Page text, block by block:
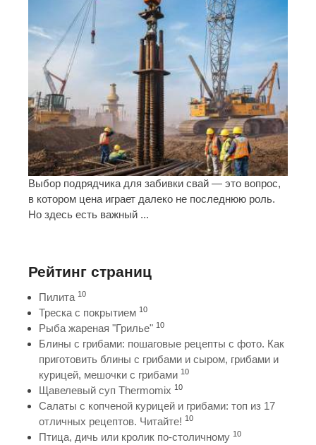
Выбор подрядчика для забивки свай — это вопрос,
в котором цена играет далеко не последнюю роль.
Но здесь есть важный ...
Рейтинг страниц
Пилита 10
Треска с покрытием 10
Рыба жареная "Грилье" 10
Блины с грибами: пошаговые рецепты с фото. Как
приготовить блины с грибами и сыром, грибами и
курицей, мешочки с грибами 10
Щавелевый суп Thermomix 10
Салаты с копченой курицей и грибами: топ из 17
отличных рецептов. Читайте! 10
Птица, дичь или кролик по-столичному 10